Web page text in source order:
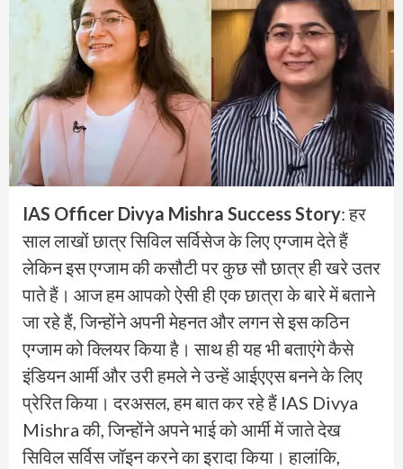
IAS Officer Divya Mishra Success Story: हर
साल लाखों छात्र सिविल सर्विसेज के लिए एग्जाम देते हैं
लेकिन इस एग्जाम की कसौटी पर कुछ सौ छात्र ही खरे उतर
पाते हैं। आज हम आपको ऐसी ही एक छात्रा के बारे में बताने
जा रहे हैं, जिन्होंने अपनी मेहनत और लगन से इस कठिन
एग्जाम को क्लियर किया है। साथ ही यह भी बताएंगे कैसे
इंडियन आर्मी और उरी हमले ने उन्हें आईएएस बनने के लिए
प्रेरित किया। दरअसल, हम बात कर रहे हैं IAS Divya
Mishra की, जिन्होंने अपने भाई को आर्मी में जाते देख
सिविल सर्विस जॉइन करने का इरादा किया। हालांकि,